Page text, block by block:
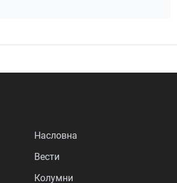
Насловна
Вести
Колумни